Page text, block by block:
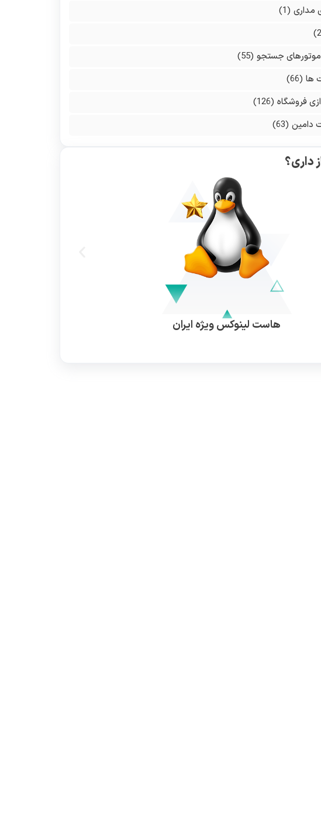
مداری (1)
موتورهای جستجو (55)
ها (66)
فروشگاه (126)
دامین (63)
داری؟
هاست لینوکس ویژه ایران